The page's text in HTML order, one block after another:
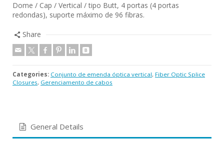
Dome / Cap / Vertical / tipo Butt, 4 portas (4 portas
redondas), suporte máximo de 96 fibras.
Share
Categories: Conjunto de emenda óptica vertical, Fiber Optic Splice
Closures, Gerenciamento de cabos
General Details